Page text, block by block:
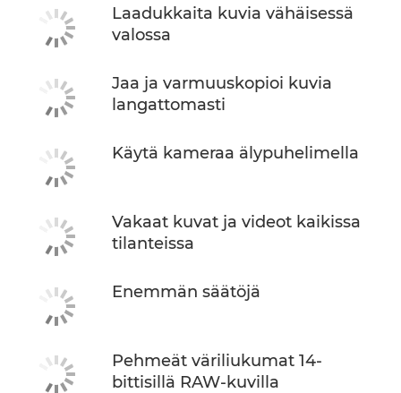
Laadukkaita kuvia vähäisessä
valossa
Jaa ja varmuuskopioi kuvia
langattomasti
Käytä kameraa älypuhelimella
Vakaat kuvat ja videot kaikissa
tilanteissa
Enemmän säätöjä
Pehmeät väriliukumat 14-
bittisillä RAW-kuvilla